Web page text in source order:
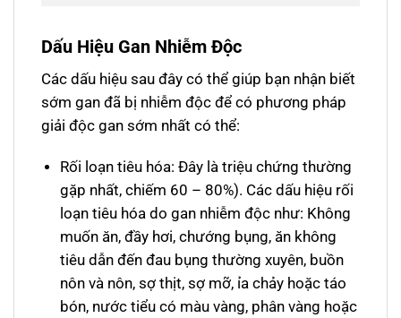
Dấu Hiệu Gan Nhiễm Độc
Các dấu hiệu sau đây có thể giúp bạn nhận biết
sớm gan đã bị nhiễm độc để có phương pháp
giải độc gan sớm nhất có thể:
Rối loạn tiêu hóa: Đây là triệu chứng thường
gặp nhất, chiếm 60 – 80%). Các dấu hiệu rối
loạn tiêu hóa do gan nhiễm độc như: Không
muốn ăn, đầy hơi, chướng bụng, ăn không
tiêu dẫn đến đau bụng thường xuyên, buồn
nôn và nôn, sợ thịt, sợ mỡ, ỉa chảy hoặc táo
bón, nước tiểu có màu vàng, phân vàng hoặc